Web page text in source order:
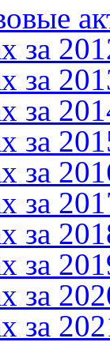
за
за
за
за
за
за
за
за
за
за